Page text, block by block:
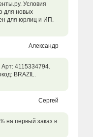
Условия
для новых
для юрлиц и ИП.
Александр
4115334794.
BRAZIL.
Сергей
на первый заказ в